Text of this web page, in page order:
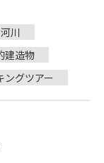
河川
建造物
ングツアー